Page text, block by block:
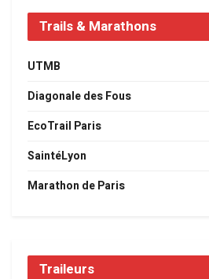
Trails & Marathons
UTMB
Diagonale des Fous
EcoTrail Paris
SaintéLyon
Marathon de Paris
Traileurs